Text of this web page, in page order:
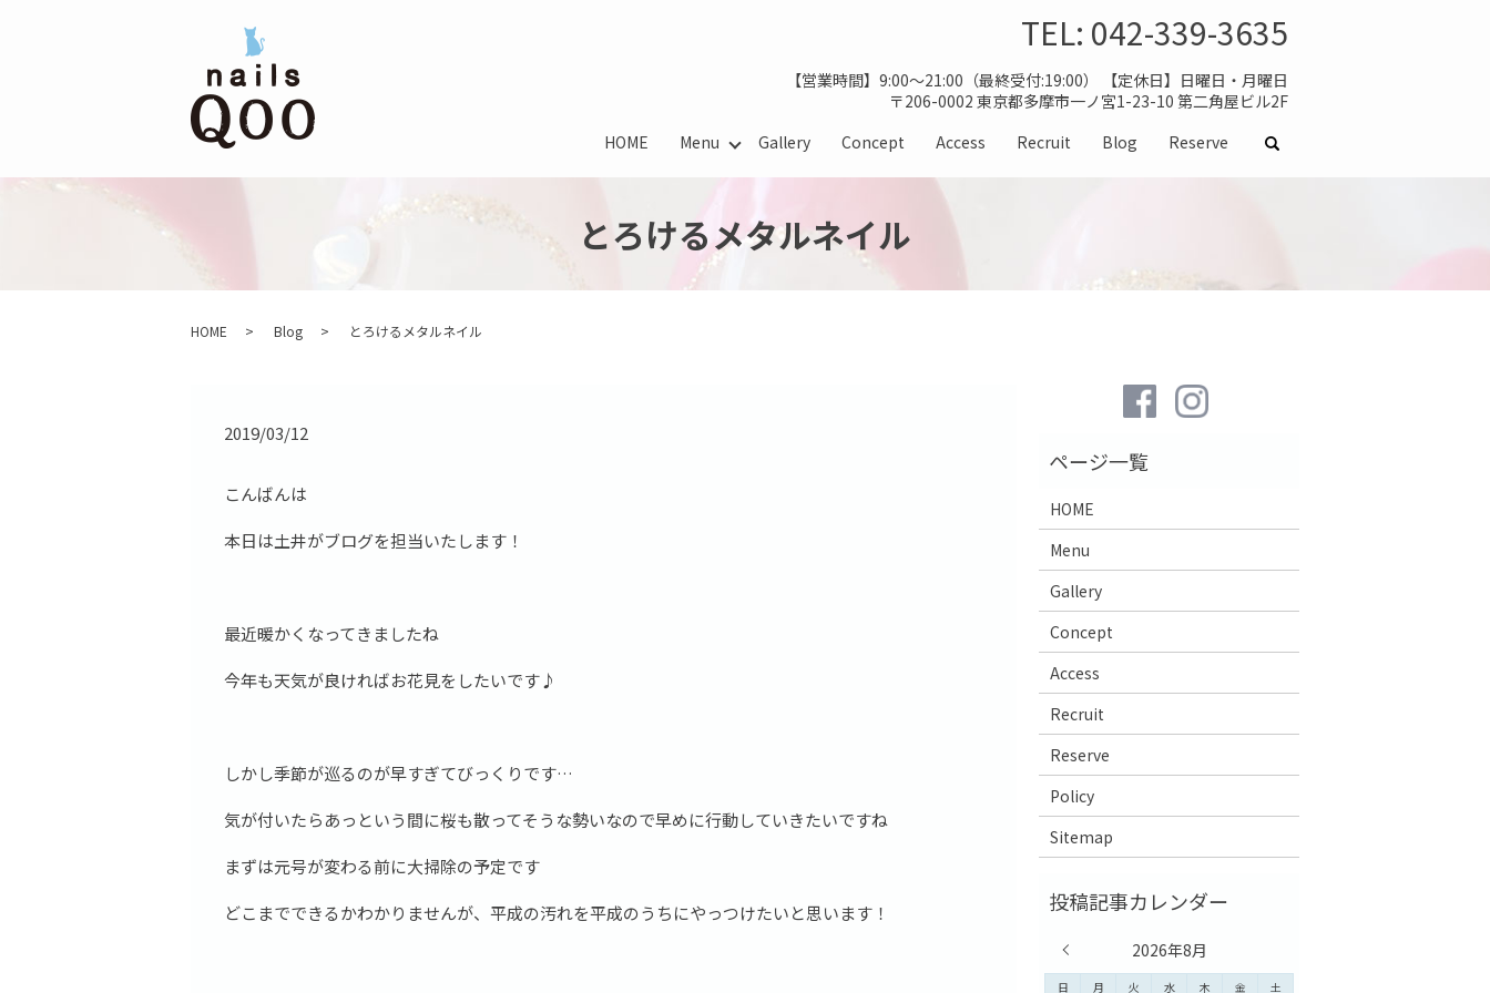
TEL: 042-339-3635
【営業時間】9:00～21:00（最終受付:19:00） 【定休日】日曜日・月曜日
〒206-0002 東京都多摩市一ノ宮1-23-10 第二角屋ビル2F
HOME
Menu Gallery Concept Access Recruit Blog Reserve search
とろけるメタルネイル
HOME Blog とろけるメタルネイル
2019/03/12
こんばんは
本日は土井がブログを担当いたします！
最近暖かくなってきましたね
今年も天気が良ければお花見をしたいです♪
しかし季節が巡るのが早すぎてびっくりです…
気が付いたらあっという間に桜も散ってそうな勢いなので早めに行動していきたいですね
まずは元号が変わる前に大掃除の予定です
どこまでできるかわかりませんが、平成の汚れを平成のうちにやっつけたいと思います！
HOME
Menu
Gallery
Concept
Access
Recruit
Reserve
Policy
Sitemap
2026年8月
日 月 火 水 木 金 土